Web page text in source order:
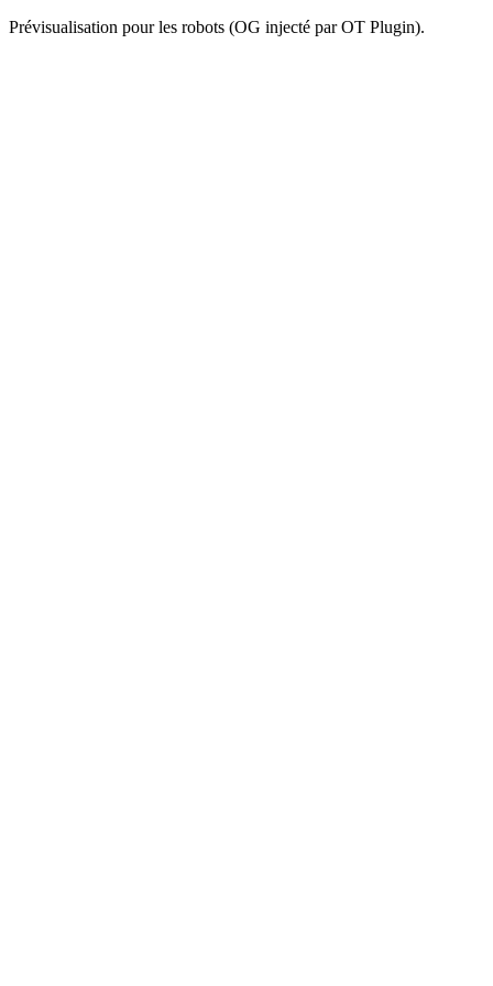
Prévisualisation pour les robots (OG injecté par OT Plugin).